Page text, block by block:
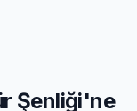
Şenliği'ne